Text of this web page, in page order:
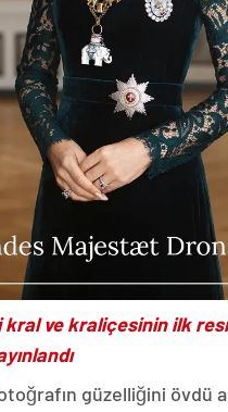
kral ve kraliçesinin ilk
güzelliğini övdü